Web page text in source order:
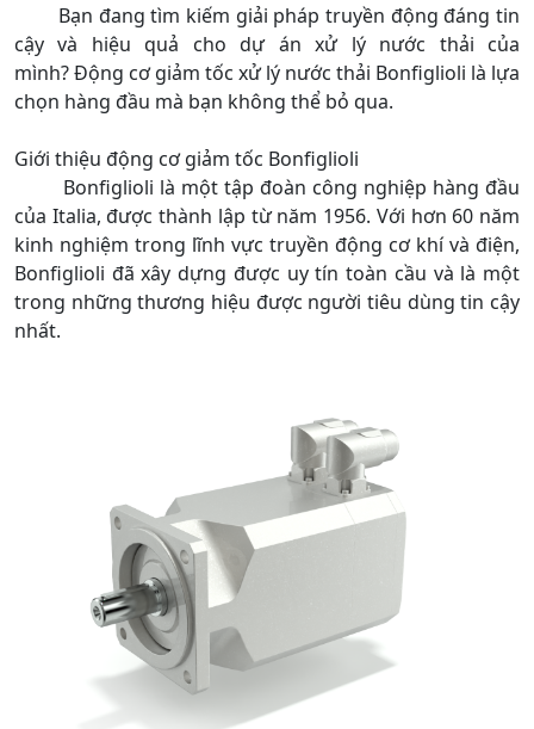
Bạn đang tìm kiếm giải pháp truyền động đáng tin
cậy và hiệu quả cho dự án xử lý nước thải của
mình? Động cơ giảm tốc xử lý nước thải Bonfiglioli là lựa
chọn hàng đầu mà bạn không thể bỏ qua.
Giới thiệu động cơ giảm tốc Bonfiglioli
Bonfiglioli là một tập đoàn công nghiệp hàng đầu
của Italia, được thành lập từ năm 1956. Với hơn 60 năm
kinh nghiệm trong lĩnh vực truyền động cơ khí và điện,
Bonfiglioli đã xây dựng được uy tín toàn cầu và là một
trong những thương hiệu được người tiêu dùng tin cậy
nhất.